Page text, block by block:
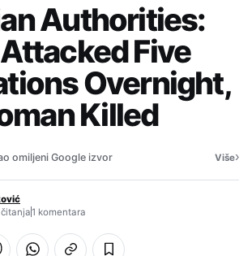
Authorities:
Five
Overnight,
Killed
omiljeni Google izvor Više›
1 komentara